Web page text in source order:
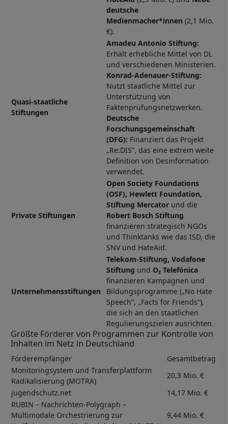
deutsche
Medienmacher*innen (2,1 Mio.
€).
Quasi-staatliche
Stiftungen
Amadeu Antonio Stiftung:
Erhält erhebliche Mittel von DL
und verschiedenen Ministerien.
Konrad-Adenauer-Stiftung:
Nutzt staatliche Mittel zur
Unterstützung von
Faktenprüfungsnetzwerken.
Deutsche
Forschungsgemeinschaft
(DFG): Finanziert das Projekt
„Re:DIS“, das eine extrem weite
Definition von Desinformation
verwendet.
Private Stiftungen
Open Society Foundations
(OSF), Hewlett Foundation,
Stiftung Mercator und die
Robert Bosch Stiftung
finanzieren strategisch NGOs
und Thinktanks wie das ISD, die
SNV und HateAid.
Unternehmensstiftungen
Telekom-Stiftung, Vodafone
Stiftung und O₂ Telefónica
finanzieren Kampagnen und
Bildungsprogramme („No Hate
Speech“, „Facts for Friends“),
die sich an den staatlichen
Regulierungszielen ausrichten.
Größte Förderer von Programmen zur Kontrolle von
Inhalten im Netz in Deutschland
Förderempfänger
Gesamtbetrag
Monitoringsystem und Transferplattform
Radikalisierung (MOTRA)
20,3 Mio. €
jugendschutz.net
14,17 Mio. €
RUBIN – Nachrichten-Polygraph –
Multimodale Orchestrierung zur
9,44 Mio. €